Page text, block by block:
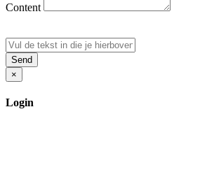
Content
Send
×
Login